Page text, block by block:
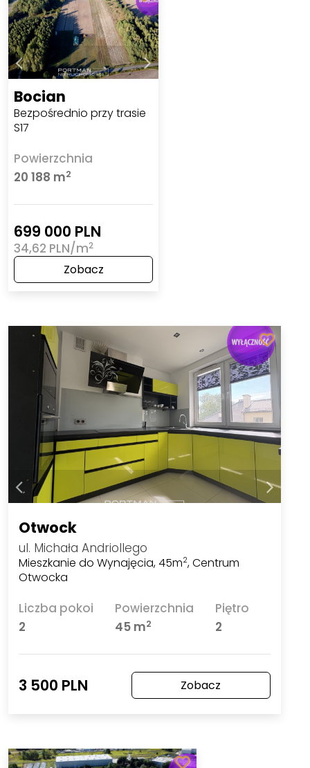
Bocian
Bezpośrednio przy trasie
S17
Powierzchnia
20 188 m2
699 000 PLN
34,62 PLN/m2
Zobacz
Otwock
ul. Michała Andriollego
Mieszkanie do Wynajęcia, 45m2, Centrum
Otwocka
Liczba pokoi
2
Powierzchnia
45 m2
Piętro
2
3 500 PLN Zobacz